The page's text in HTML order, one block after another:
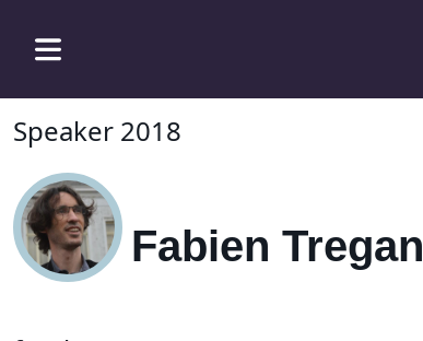
Speaker 2018
Fabien Tregan